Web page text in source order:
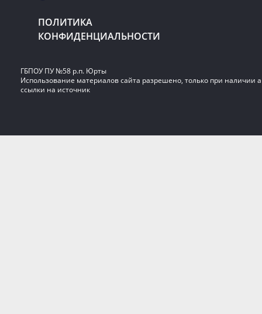
ПОЛИТИКА
КОНФИДЕНЦИАЛЬНОСТИ
ГБПОУ ПУ №58 р.п. Юрты
Использование материалов сайта разрешено, только при наличии
ссылки на источник